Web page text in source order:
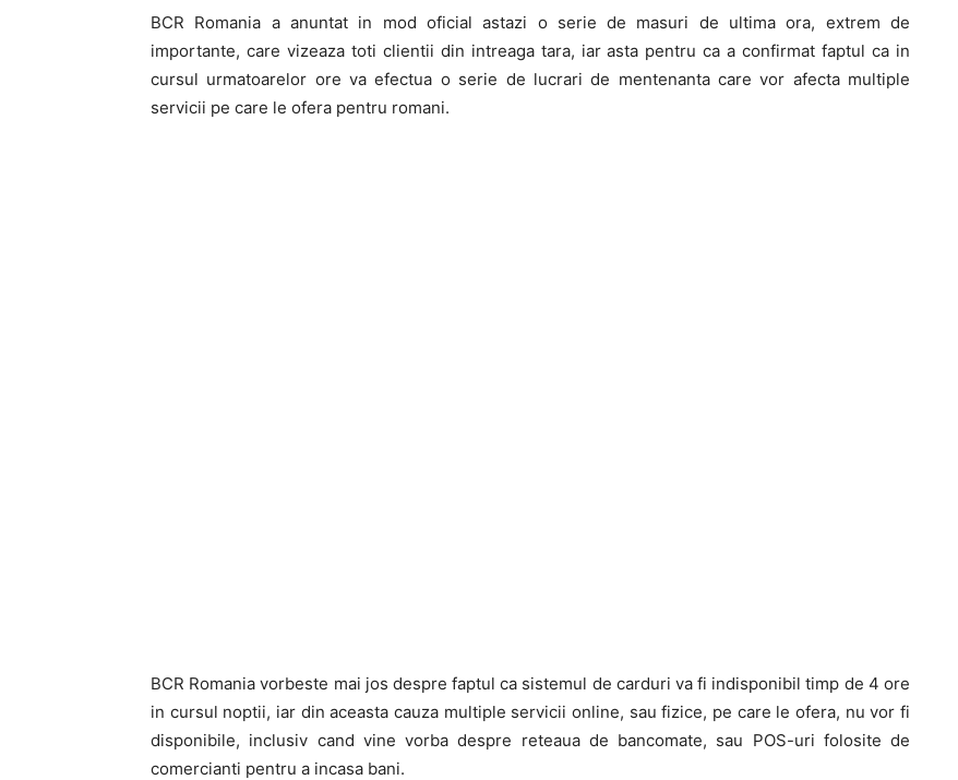
BCR Romania a anuntat in mod oficial astazi o serie de masuri de ultima ora, extrem de
importante, care vizeaza toti clientii din intreaga tara, iar asta pentru ca a confirmat faptul ca in
cursul urmatoarelor ore va efectua o serie de lucrari de mentenanta care vor afecta multiple
servicii pe care le ofera pentru romani.
BCR Romania vorbeste mai jos despre faptul ca sistemul de carduri va fi indisponibil timp de 4 ore
in cursul noptii, iar din aceasta cauza multiple servicii online, sau fizice, pe care le ofera, nu vor fi
disponibile, inclusiv cand vine vorba despre reteaua de bancomate, sau POS-uri folosite de
comercianti pentru a incasa bani.